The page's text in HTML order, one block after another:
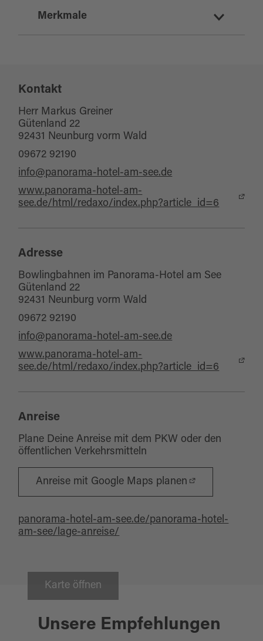
Sport und Freizeit
Kegeln/Bowling
Merkmale
für jedes Wetter
für Kinder (ab 10 Jahre)
für Gruppen
Sonstige Ausstattung/Einrichtung
Kinderspielecke (Innen)
Wickelraum
Kontakt
Herr Markus Greiner
Gütenland 22
92431 Neunburg vorm Wald
09672 92190
info@panorama-hotel-am-see.de
www.panorama-hotel-am-
see.de/html/redaxo/index.php?article_id=6
Adresse
Bowlingbahnen im Panorama-Hotel am See
Gütenland 22
92431 Neunburg vorm Wald
09672 92190
info@panorama-hotel-am-see.de
www.panorama-hotel-am-
see.de/html/redaxo/index.php?article_id=6
Anreise
Plane Deine Anreise mit dem PKW oder den
öffentlichen Verkehrsmitteln
Anreise mit Google Maps planen
panorama-hotel-am-see.de/panorama-hotel-
am-see/lage-anreise/
Karte öffnen
Unsere Empfehlungen